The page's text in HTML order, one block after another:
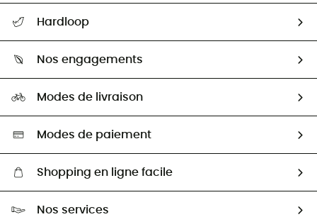
Retour & remboursement
Guide des tailles
Seconde Main
Aide & Contact
Hardloop
HardGuides
Nos engagements
Sélection éco-responsable
Modes de livraison
Modes de paiement
Shopping en ligne facile
Nos services